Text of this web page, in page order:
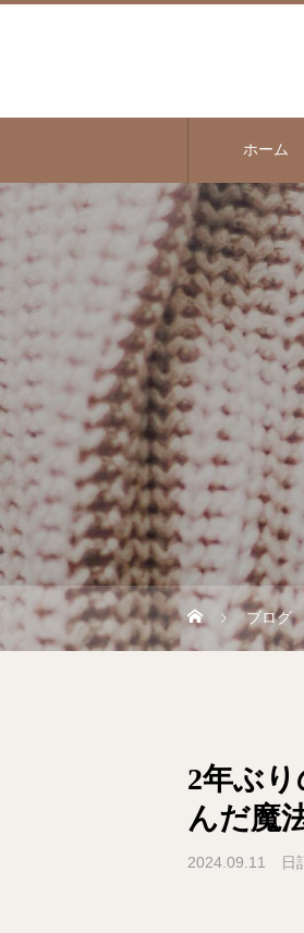
ホーム
ブログ
2年ぶ
んだ魔
2024.09.11 日